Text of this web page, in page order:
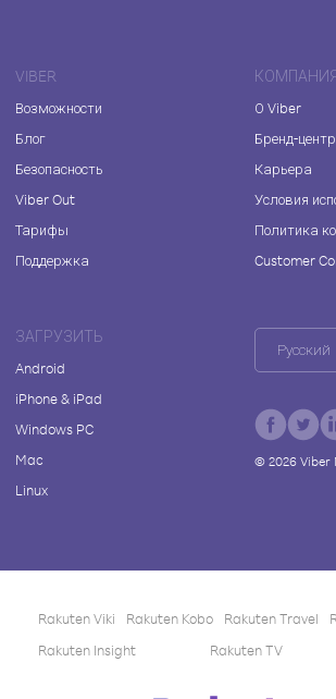
VIBER
Возможности
Блог
Безопасность
Viber Out
Тарифы
Поддержка
О Viber
Бренд-центр
Карьера
Условия
Политика
Customer
ЗАГРУЗИТЬ
Android
iPhone & iPad
Windows PC
Mac
Linux
Русский
© 2026Viber
Rakuten Viki Rakuten Kobo Rakuten Travel
Rakuten Insight
Rakuten TV